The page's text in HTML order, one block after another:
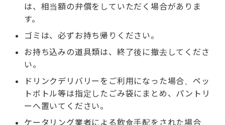
は、相当額の弁償をしていただく場合がありま
す。
ゴミは、必ずお持ち帰りください。
お持ち込みの道具類は、終了後に撤去してくださ
い。
ドリンクデリバリーをご利用になった場合、ペッ
トボトル等は指定したごみ袋にまとめ、パントリ
ーへ置いてください。
ケータリング業者による飲食手配をされた場合、